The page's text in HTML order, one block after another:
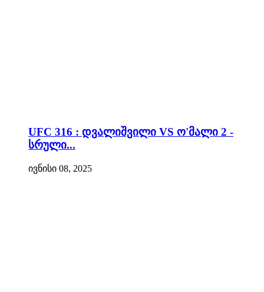
UFC 316 : დვალიშვილი VS ო'მალი 2 -
სრული...
ივნისი 08, 2025